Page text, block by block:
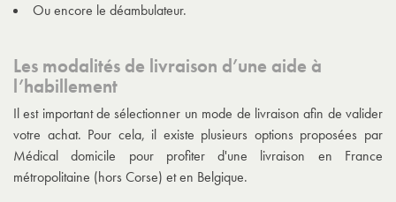
Ou encore le déambulateur.
Les modalités de livraison d’une aide à
l’habillement
Il est important de sélectionner un mode de livraison afin de valider
votre achat. Pour cela, il existe plusieurs options proposées par
Médical domicile pour profiter d'une livraison en France
métropolitaine (hors Corse) et en Belgique.